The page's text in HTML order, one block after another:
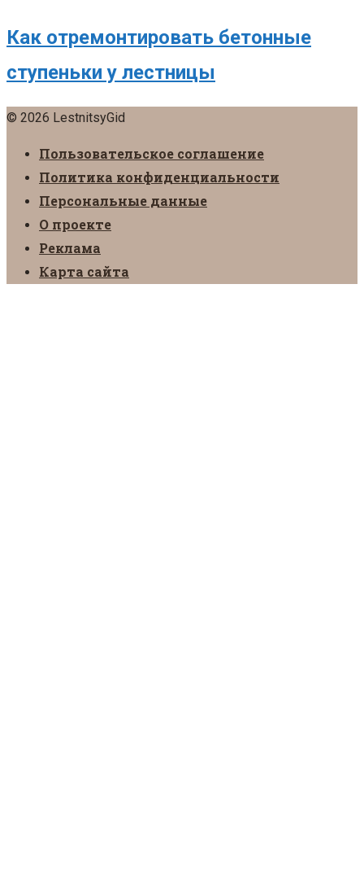
Как отремонтировать бетонные
ступеньки у лестницы
© 2026 LestnitsyGid
Пользовательское соглашение
Политика конфиденциальности
Персональные данные
О проекте
Реклама
Карта сайта